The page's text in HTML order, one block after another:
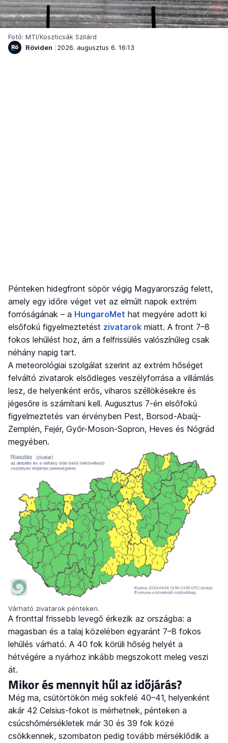
Fotó: MTI/Koszticsák Szilárd
Röviden
2026. augusztus 6. 16:13
Pénteken hidegfront söpör végig Magyarország felett,
amely egy időre véget vet az elmúlt napok extrém
forróságának – a HungaroMet hat megyére adott ki
elsőfokú figyelmeztetést zivatarok miatt. A front 7–8
fokos lehűlést hoz, ám a felfrissülés valószínűleg csak
néhány napig tart.
A meteorológiai szolgálat szerint az extrém hőséget
felváltó zivatarok elsődleges veszélyforrása a villámlás
lesz, de helyenként erős, viharos széllökésekre és
jégesőre is számítani kell. Augusztus 7-én elsőfokú
figyelmeztetés van érvényben Pest, Borsod-Abaúj-
Zemplén, Fejér, Győr-Moson-Sopron, Heves és Nógrád
megyében.
Várható zivatarok pénteken.
A fronttal frissebb levegő érkezik az országba: a
magasban és a talaj közelében egyaránt 7–8 fokos
lehűlés várható. A 40 fok körüli hőség helyét a
hétvégére a nyárhoz inkább megszokott meleg veszi
át.
Mikor és mennyit hűl az időjárás?
Még ma, csütörtökön még sokfelé 40–41, helyenként
akár 42 Celsius-fokot is mérhetnek, pénteken a
csúcshőmérsékletek már 30 és 39 fok közé
csökkennek, szombaton pedig tovább mérséklődik a